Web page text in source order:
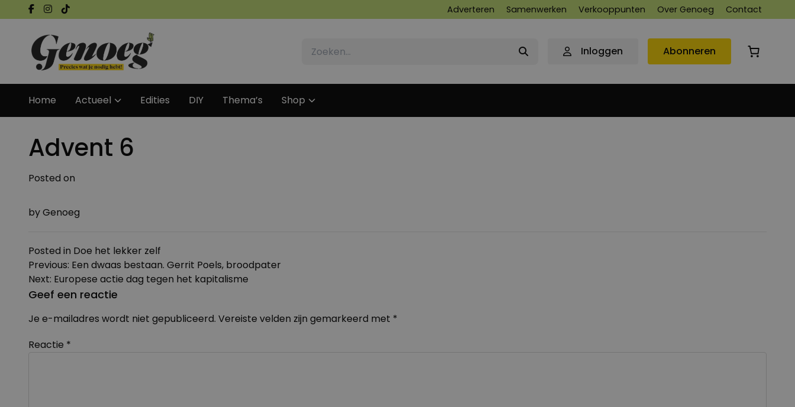
Adverteren Samenwerken Verkooppunten Over Genoeg Contact
Inloggen Abonneren
Home Actueel Edities DIY Thema’s Shop
Advent 6
Posted on
byGenoeg
Posted in Doe het lekker zelf
Bericht
navigatie
Previous: Een dwaas bestaan. Gerrit Poels, broodpater
Next: Europese actie dag tegen het kapitalisme
Geef een reactie
Je e-mailadres wordt niet gepubliceerd. Vereiste velden zijn gemarkeerd met *
Reactie *